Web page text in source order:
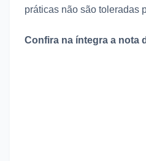
práticas não são toleradas
Confira na íntegra a nota